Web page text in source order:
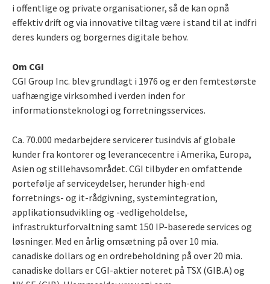
i offentlige og private organisationer, så de kan opnå
effektiv drift og via innovative tiltag være i stand til at indfri
deres kunders og borgernes digitale behov.
Om CGI
CGI Group Inc. blev grundlagt i 1976 og er den femtestørste
uafhængige virksomhed i verden inden for
informationsteknologi og forretningsservices.
Ca. 70.000 medarbejdere servicerer tusindvis af globale
kunder fra kontorer og leverancecentre i Amerika, Europa,
Asien og stillehavsområdet. CGI tilbyder en omfattende
portefølje af serviceydelser, herunder high-end
forretnings- og it-rådgivning, systemintegration,
applikationsudvikling og -vedligeholdelse,
infrastrukturforvaltning samt 150 IP-baserede services og
løsninger. Med en årlig omsætning på over 10 mia.
canadiske dollars og en ordrebeholdning på over 20 mia.
canadiske dollars er CGI-aktier noteret på TSX (GIB.A) og